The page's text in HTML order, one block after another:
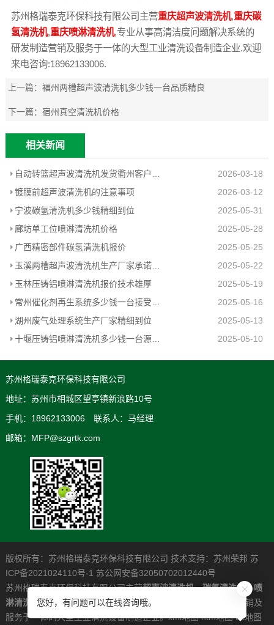
苏州格瑞泰克环保科技有限公司主营重庆超声波清洗机,重庆碳
氢清洗机,重庆喷淋清洗机,专业从事高清洁度问题解决系统的
研发制造营销及服务于一体的大型工业清洗设备制造企业.欢迎
来电咨询:18962133006.
上一篇：福州两槽超声波清洗机多少钱一台品质精良
下一篇：宿州真空清洗机价格
相关新闻
2026-03-18
镀膜前超声波清洗机的注意事项
2026-03-12
宁波碳氢清洗机多少钱精细到位
2025-05-31
廊坊单工位喷淋清洗机价格
2025-05-28
广西精密部件碳氢清洗机报价
2025-05-25
玉溪两槽超声波清洗机生产厂家承诺守信
2025-05-22
玉林压铸铝喷淋清洗机报价技术雄厚
2025-05-19
2025-05-16
湖州废气处理系统生产厂家精细到位
2025-05-13
十堰压铸铝喷淋清洗机多少钱一台源头工厂
2025-05-10
苏州格瑞泰克环保科技有限公司
地址：苏州市相城区望亭镇新浪路10号
手机：18962133006 联系人：马经理
邮箱：MFP@szgrtk.com
版权所有：苏州格瑞泰克环保科技有限公司 技术支持： 苏州荣邦 苏
ICP备2021024110号-1 苏公网安备32050702012440号
苏州格瑞泰克环保科技有限公司主营超声波清洗机，碳氢清洗机，喷
淋清洗机，是一家专业从事高清洁度问题解决系统的研发制造营销及
服务于一体的大型工业清洗设备制造企业。xml地图 htm地图 txt地图
您好，有问题可以在线咨询哦。